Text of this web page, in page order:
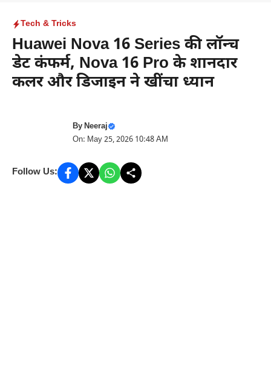
Tech & Tricks
Huawei Nova 16 Series की लॉन्च
डेट कंफर्म, Nova 16 Pro के शानदार
कलर और डिजाइन ने खींचा ध्यान
ByNeeraj
On: May 25, 2026 10:48 AM
Follow Us: